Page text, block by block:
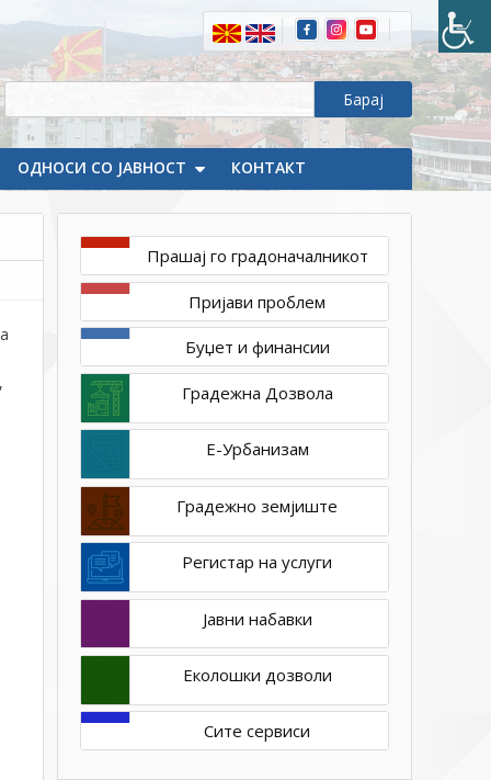
ОДНОСИ СО ЈАВНОСТ КОНТАКТ
46.
Редовна
на
Советот
на
Општина
Делчево
Прашај го градоначалникот
Пријави проблем
Буџет и финансии
Градежна Дозвола
Е-Урбанизам
Градежно земјиште
Регистар на услуги
Јавни набавки
Еколошки дозволи
Сите сервиси